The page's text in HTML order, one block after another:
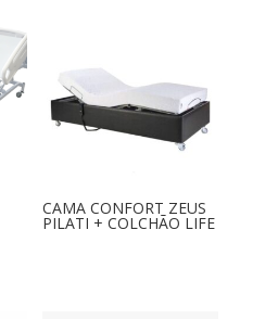
CAMA CONFORT ZEUS
PILATI + COLCHÃO LIFE